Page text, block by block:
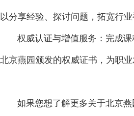
以分享经验、探讨问题，拓宽行业
权威认证与增值服务：完成
北京燕园颁发的权威证书，为职业
如果您想了解更多关于北京